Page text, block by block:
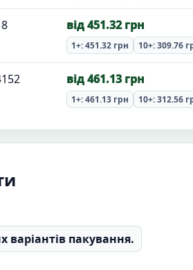
від 451.32 грн
1+: 451.32 грн 10+: 309.76
від 461.13 грн
1+: 461.13 грн 10+: 312.56
пакування.